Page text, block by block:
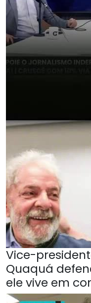
Vice-
Quaquá
ele vive em